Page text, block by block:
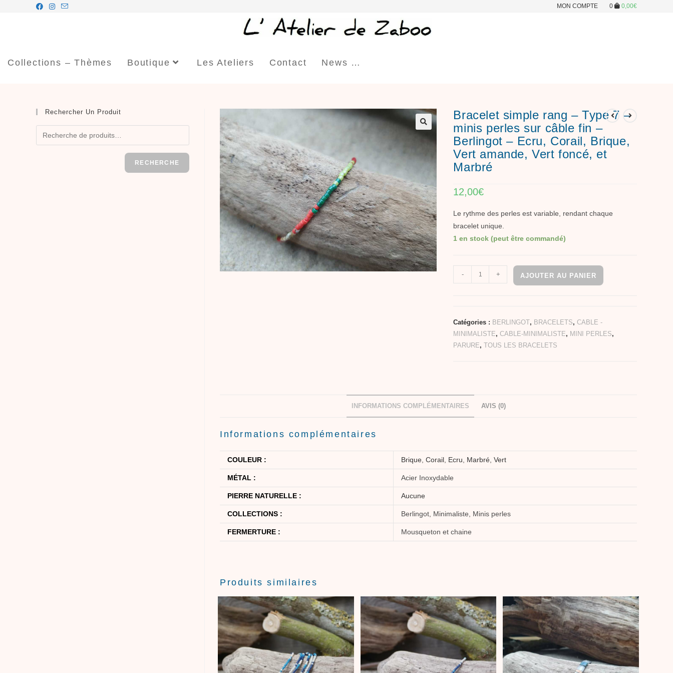
MON COMPTE 0 0,00€
Collections – Thèmes Boutique Les Ateliers Contact News …
Bracelet simple rang – Type 7 –
minis perles sur câble fin –
Berlingot – Ecru, Corail, Brique,
Vert amande, Vert foncé, et
Marbré
12,00€
Le rythme des perles est variable, rendant chaque
bracelet unique.
1 en stock (peut être commandé)
- + AJOUTER AU PANIER
Catégories : BERLINGOT, BRACELETS,CABLE -
MINIMALISTE,CABLE-MINIMALISTE, MINI PERLES,
PARURE,TOUS LES BRACELETS
INFORMATIONS COMPLÉMENTAIRES AVIS (0)
Informations complémentaires
COULEUR : Brique Corail Ecru Marbré Vert
MÉTAL : Acier Inoxydable
PIERRE NATURELLE : Aucune
COLLECTIONS : Berlingot, Minimaliste, Minis perles
FERMERTURE : Mousqueton et chaine
Produits similaires
Rechercher Un Produit
RECHERCHE